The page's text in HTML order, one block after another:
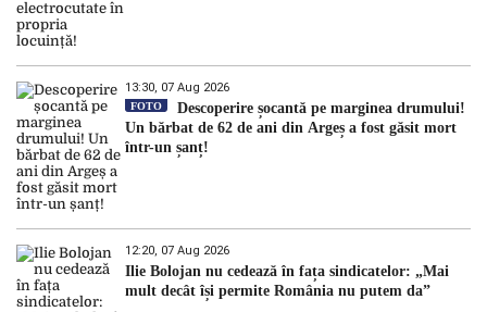
13:30, 07 Aug 2026
FOTO
Descoperire șocantă pe marginea drumului!
Un bărbat de 62 de ani din Argeș a fost găsit mort
într-un șanț!
12:20, 07 Aug 2026
Ilie Bolojan nu cedează în fața sindicatelor: „Mai
mult decât își permite România nu putem da”